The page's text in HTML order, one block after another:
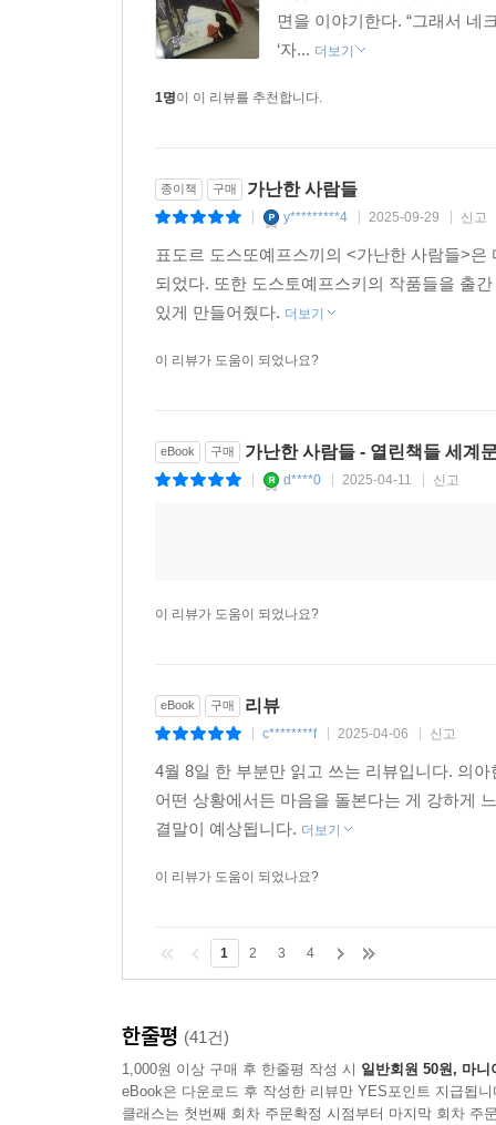
면을 이야기한다. “그래서 네
‘자... 더보기
1명이 이 리뷰를 추천합니다.
종이책 구매 가난한 사람들
y*********4 2025-09-29 신고
표도르 도스또예프스끼의 <가난한 사람들>
되었다. 또한 도스토예프스키의 작품들을 출
있게 만들어줬다. 더보기
이 리뷰가 도움이 되었나요?
eBook 구매 가난한 사람들 - 열린책들 세계
d****0 2025-04-11 신고
이 리뷰가 도움이 되었나요?
eBook 구매 리뷰
c********f 2025-04-06 신고
4월 8일 한 부분만 읽고 쓰는 리뷰입니다. 의
어떤 상황에서든 마음을 돌본다는 게 강하게
결말이 예상됩니다. 더보기
이 리뷰가 도움이 되었나요?
1 2 3 4
한줄평 (41건)
1,000원 이상 구매 후 한줄평 작성 시 일반회원 50원, 마니
eBook은 다운로드 후 작성한 리뷰만 YES포인트 지급됩니
클래스는 첫번째 회차 주문확정 시점부터 마지막 회차 주